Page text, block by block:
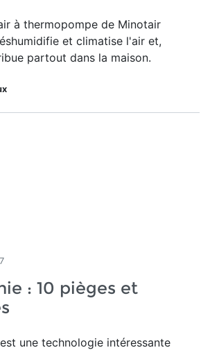
à thermopompe de Minotair
et climatise l'air et,
partout dans la maison.
: 10 pièges et
une technologie intéressante